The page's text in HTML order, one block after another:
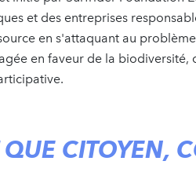
et des entreprises
en s'attaquant au
en faveur de la
CITOYEN,